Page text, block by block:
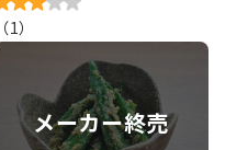
（1）
メーカー終売